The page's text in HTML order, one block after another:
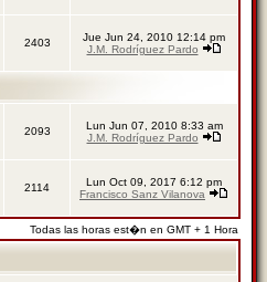
2403
Jue Jun 24, 2010 12:14 pm
J.M. Rodríguez Pardo
2093
Lun Jun 07, 2010 8:33 am
J.M. Rodríguez Pardo
2114
Lun Oct 09, 2017 6:12 pm
Francisco Sanz Vilanova
Todas las horas est�n en GMT + 1 Hora